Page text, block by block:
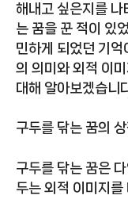
해내고 싶은지를 나
는 꿈을 꾼 적이 있
민하게 되었던 기
의 의미와 외적 이
대해 알아보겠습니
구두를 닦는 꿈의 상
구두를 닦는 꿈은
두는 외적 이미지